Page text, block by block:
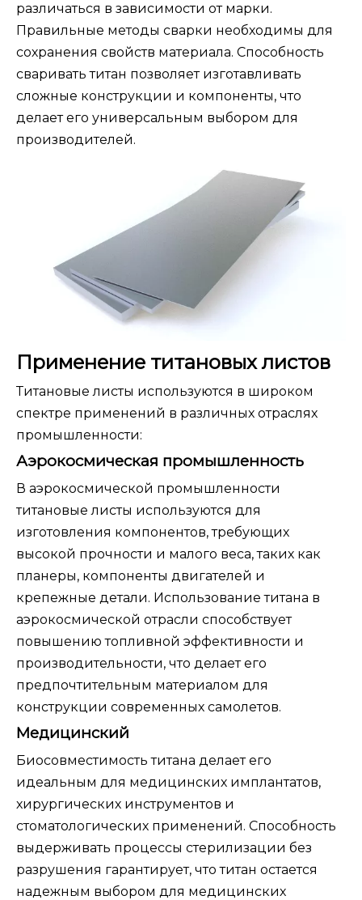
различаться в зависимости от марки.
Правильные методы сварки необходимы для
сохранения свойств материала. Способность
сваривать титан позволяет изготавливать
сложные конструкции и компоненты, что
делает его универсальным выбором для
производителей.
Применение титановых листов
Титановые листы используются в широком
спектре применений в различных отраслях
промышленности:
Аэрокосмическая промышленность
В аэрокосмической промышленности
титановые листы используются для
изготовления компонентов, требующих
высокой прочности и малого веса, таких как
планеры, компоненты двигателей и
крепежные детали. Использование титана в
аэрокосмической отрасли способствует
повышению топливной эффективности и
производительности, что делает его
предпочтительным материалом для
конструкции современных самолетов.
Медицинский
Биосовместимость титана делает его
идеальным для медицинских имплантатов,
хирургических инструментов и
стоматологических применений. Способность
выдерживать процессы стерилизации без
разрушения гарантирует, что титан остается
надежным выбором для медицинских